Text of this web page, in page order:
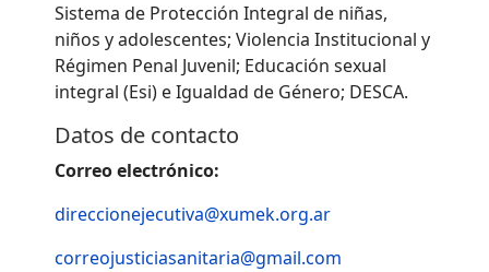
Sistema de Protección Integral de niñas,
niños y adolescentes; Violencia Institucional y
Régimen Penal Juvenil; Educación sexual
integral (Esi) e Igualdad de Género; DESCA.
Datos de contacto
Correo electrónico:
direccionejecutiva@xumek.org.ar
correojusticiasanitaria@gmail.com